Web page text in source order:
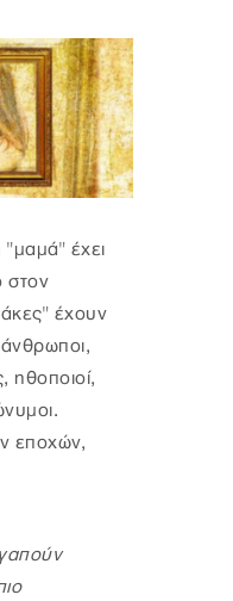
έχει
στον
έχουν
άνθρωποι,
ηθοποιοί,
εποχών,